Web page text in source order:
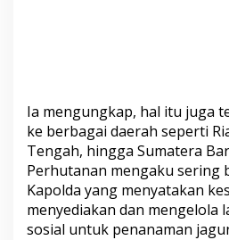
Ia mengungkap, hal itu juga
ke berbagai daerah seperti
Tengah, hingga Sumatera
Perhutanan mengaku sering
Kapolda yang menyatakan
menyediakan dan mengelola
sosial untuk penanaman